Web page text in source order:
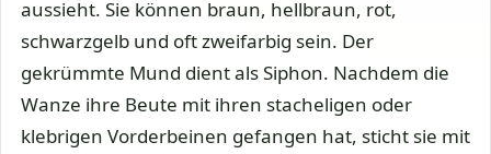
aussieht. Sie können braun, hellbraun, rot,
schwarzgelb und oft zweifarbig sein. Der
gekrümmte Mund dient als Siphon. Nachdem die
Wanze ihre Beute mit ihren stacheligen oder
klebrigen Vorderbeinen gefangen hat, sticht sie mit